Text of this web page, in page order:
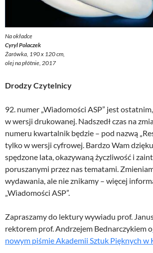
Na okładce
Cyryl Polaczek
Żarówka, 190 x 120 cm,
olej na płótnie, 2017
Drodzy Czytelnicy
92. numer „Wiadomości ASP” jest
w wersji drukowanej. Nadszedł czas na
numeru kwartalnik będzie – pod nazwą
tylko w wersji cyfrowej. Bardzo Wam
spędzone lata, okazywaną życzliwość i
poruszanymi przez nas tematami.
wydawania, ale nie znikamy – więcej
„Wiadomości ASP”.
Zapraszamy do lektury wywiadu prof.
rektorem prof. Andrzejem Bednarczykiem o
nowym piśmie Akademii Sztuk Pięknych w